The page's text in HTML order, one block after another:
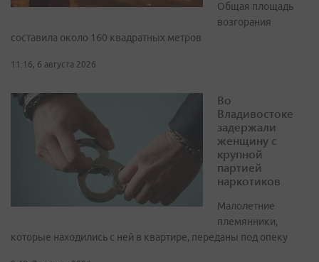
Общая площадь
возгорания
составила около 160 квадратных метров
11:16, 6 августа 2026
Во
Владивостоке
задержали
женщину с
крупной
партией
наркотиков
Малолетние
племянники,
которые находились с ней в квартире, переданы под опеку